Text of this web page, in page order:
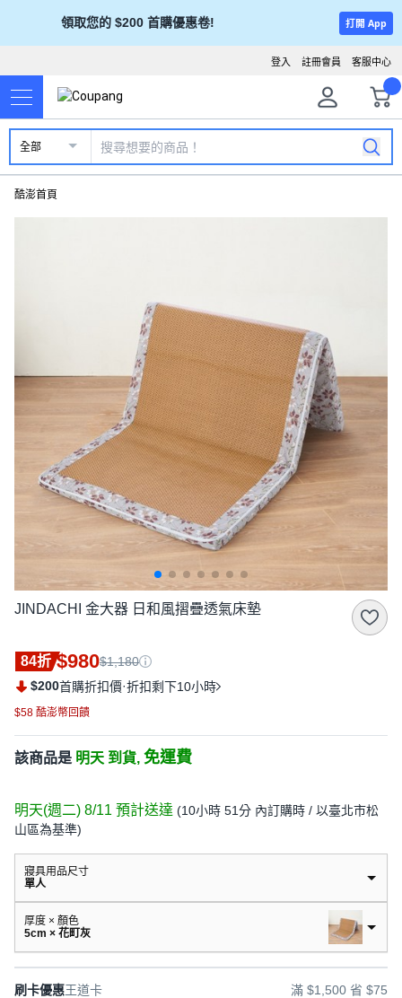
領取您的 $200 首購優惠卷! 打開 App
客服中心
註冊會員
登入
全部
酷澎首頁
JINDACHI 金大器 日和風摺疊透氣床墊
84折 $980$1,180
$200首購折扣價·折扣剩下10小時
$58 酷澎幣回饋
該商品是 明天 到貨, 免運費
明天(週二) 8/11 預計送達 (10小時 51分 內訂購時 / 以臺北市松
山區為基準)
寢具用品尺寸
單人
厚度 × 顏色
5cm × 花町灰
刷卡優惠王道卡
滿 $1,500 省 $75